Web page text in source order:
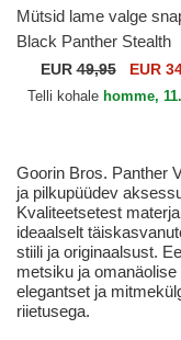
Mütsid lame valge
Black Panther Stealth
Explorer The Farm
Farm Goorin Bros.
EUR49,95 EUR
Telli kohale homme,
Goorin Bros. Panther
ja pilkupüüdev
Kvaliteetsetest
ideaalselt
stiili ja originaalsust.
metsiku ja
elegantset ja
riietusega.